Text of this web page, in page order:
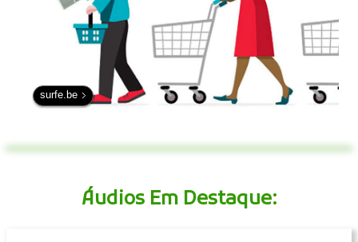
surfe.be
Áudios Em Destaque: